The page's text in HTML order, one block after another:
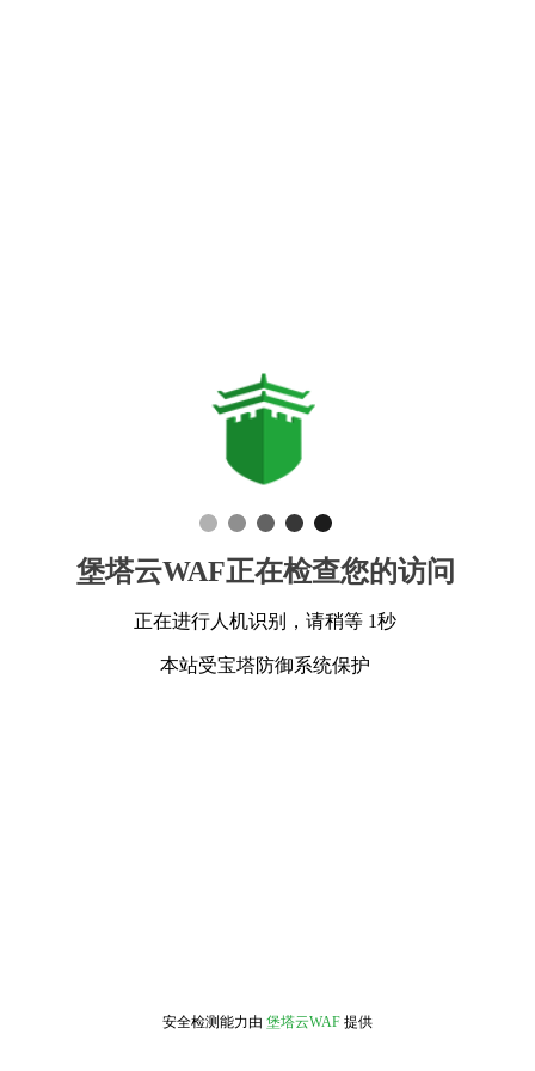
堡塔云WAF正在检查您的访问
正在进行人机识别，请稍等 1秒
本站受宝塔防御系统保护
安全检测能力由 堡塔云WAF 提供